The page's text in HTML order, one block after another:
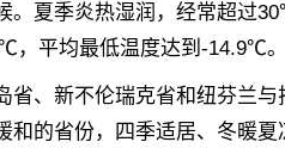
。夏季炎热湿润，经常超
，平均最低温度达到-14.9℃
、新不伦瑞克省和纽芬兰与
和的省份，四季适居、冬暖